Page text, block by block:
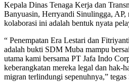
Kepala Dinas Tenaga Kerja dan
Banyuasin, Herryandi Sinulingga, AP,
kolaborasi ini adalah bentuk nyata
“ Penempatan Era Lestari dan
adalah bukti SDM Muba mampu
utama kami bersama PT Jafa Indo
keberangkatan mereka legal dan hak-
migran terlindungi sepenuhnya,”